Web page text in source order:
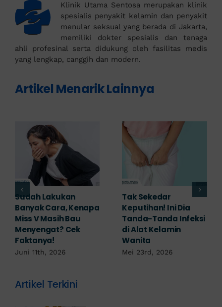
Klinik Utama Sentosa merupakan klinik
spesialis penyakit kelamin dan penyakit
menular seksual yang berada di Jakarta,
memiliki dokter spesialis dan tenaga
ahli profesinal serta didukung oleh fasilitas medis
yang lengkap, canggih dan modern.
Artikel Menarik Lainnya
Lakukan
Cara, Kenapa
Masih Bau
Cek
2026
Tak Sekedar
Keputihan! Ini Dia
Tanda-Tanda Infeksi
di Alat Kelamin
Mei 23rd, 2026
Artikel Terkini